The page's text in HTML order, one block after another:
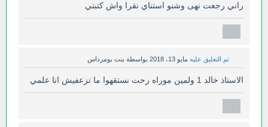
راني رجعت نهى وشنو استناي نقرا واش كتبتي
تم التعليق عليه مايو 13، 2018 بواسطة بنت بومرداس
الاستاذ خالد 1 ولمين موراه رحت نستقهوا ما تزعفيش انا علمي